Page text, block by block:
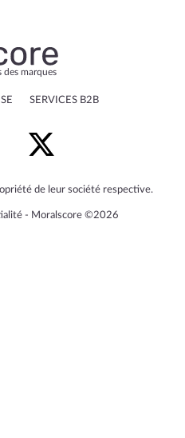
des marques
SERVICES B2B
de leur société respective.
‐ Moralscore ©2026